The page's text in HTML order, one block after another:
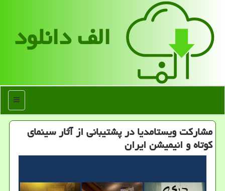
الف دانلود
منو
مشارکت ویستامدیا در پشتیبانی از آثار سینمای
کوتاه و انیمیشن ایران